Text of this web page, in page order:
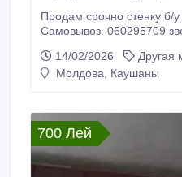
Продам срочно стенку б/у
Самовывоз. 060295709
14/02/2026
Другая
Молдова, Каушаны
700 Лей